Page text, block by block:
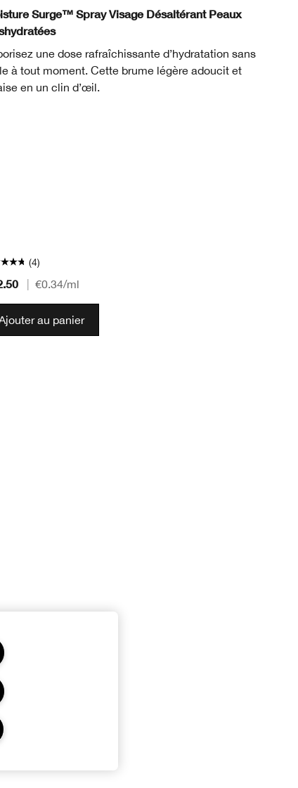
Surge™ Spray Visage Désaltérant Peaux
une dose rafraîchissante d’hydratation sans
à tout moment. Cette brume légère adoucit et
en un clin d’œil.
(4)
€0.34/ml
au panier